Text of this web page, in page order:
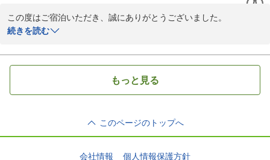
いただけますと幸いです。スタッフ一同、心よりお待ち申し上げて
おります。
ホテルラフォーレ那須
宿でした。
この度はご宿泊いただき、誠にありがとうございました。
大変嬉しく拝読いたしました。お部屋からの那須の街並みや豊かな
自然の景色にも癒やしを感じていただけたようで何よりでございま
き、お料理への温かいお言葉を頂戴し、調理スタッフにとって大き
な励みとなります。
続きを読む
もっと見る
このページのトップへ
会社情報 個人情報保護方針